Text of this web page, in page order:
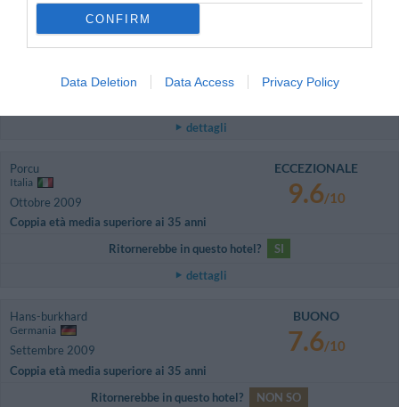
CONFIRM
Data Deletion Data Access Privacy Policy
Svizzera
Coppia età media superiore ai 35 anni
Il collegamento internet dalla camera e attorno all'hotel, sarebbe utile.
dettagli
Porcu
Italia
Ottobre 2009
Coppia età media superiore ai 35 anni
ECCEZIONALE
9.6/10
Ritornerebbe in questo hotel?
SI
dettagli
Hans-burkhard
Germania
Settembre 2009
Coppia età media superiore ai 35 anni
BUONO
7.6/10
Ritornerebbe in questo hotel?
NON SO